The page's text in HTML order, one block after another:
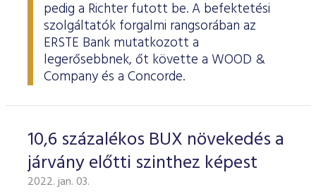
pedig a Richter futott be. A befektetési
szolgáltatók forgalmi rangsorában az
ERSTE Bank mutatkozott a
legerősebbnek, őt követte a WOOD &
Company és a Concorde.
10,6 százalékos BUX növekedés a
járvány előtti szinthez képest
2022. jan. 03.